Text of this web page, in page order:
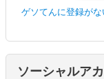
ゲソてんに登録が
ソーシャルア